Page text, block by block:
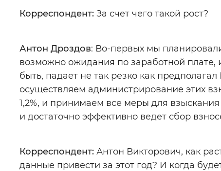
Корреспондент: За счет чего такой рост?
Антон Дроздов: Во-первых мы
возможно ожидания по заработной плате,
быть, падает не так резко как
осуществляем администрирование этих
1,2%, и принимаем все меры для
и достаточно эффективно ведет сбор
Корреспондент: Антон Викторович, как
данные привести за этот год? И когда